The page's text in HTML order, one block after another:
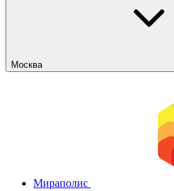
Москва
Мираполис